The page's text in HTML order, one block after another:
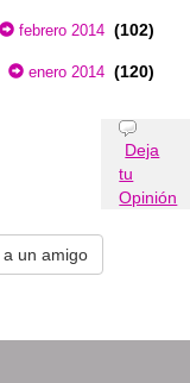
febrero 2014 (102)
enero 2014 (120)
Deja
tu
Opinión
a un amigo